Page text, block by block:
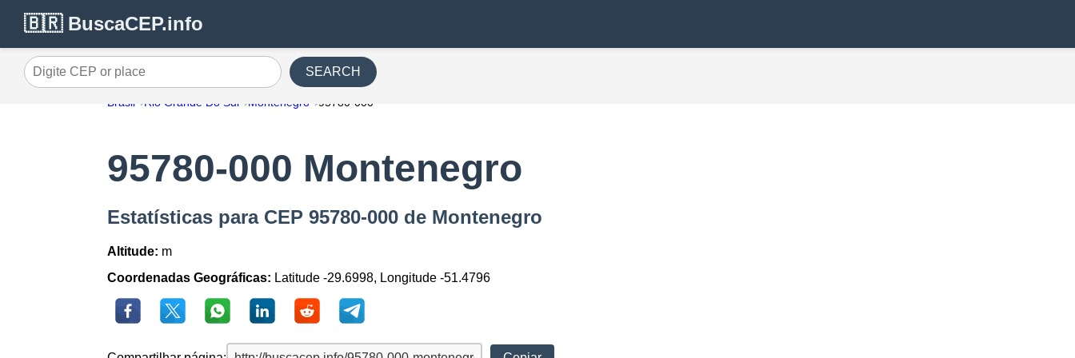
🇧🇷 BuscaCEP.info
Digite CEP or place SEARCH
Brasil Rio Grande Do Sul Montenegro 95780-000
95780-000 Montenegro
Estatísticas para CEP 95780-000 de Montenegro
Altitude: m
Coordenadas Geográficas: Latitude -29.6998, Longitude -51.4796